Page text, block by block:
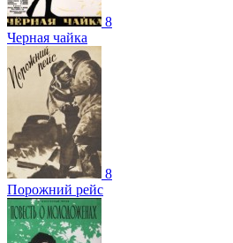
8
Черная чайка
8
Порожний рейс